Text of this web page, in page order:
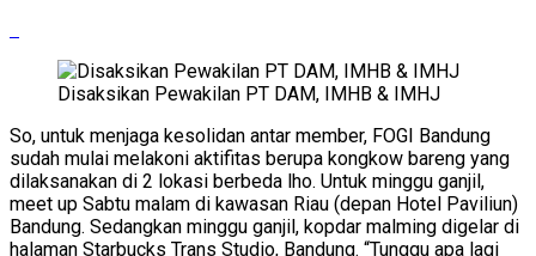
Disaksikan Pewakilan PT DAM, IMHB & IMHJ
So, untuk menjaga kesolidan antar member, FOGI Bandung
sudah mulai melakoni aktifitas berupa kongkow bareng yang
dilaksanakan di 2 lokasi berbeda lho. Untuk minggu ganjil,
meet up Sabtu malam di kawasan Riau (depan Hotel Paviliun)
Bandung. Sedangkan minggu ganjil, kopdar malming digelar di
halaman Starbucks Trans Studio, Bandung. “Tunggu apa lagi